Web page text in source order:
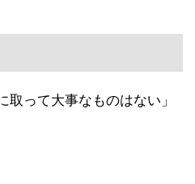
って大事なものはない」